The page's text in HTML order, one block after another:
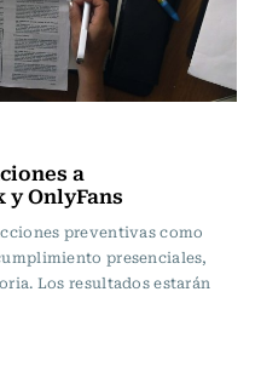
a
OnlyFans
preventivas como
presenciales,
Los resultados estarán